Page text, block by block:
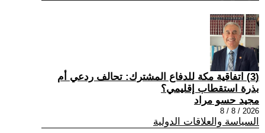
(3) اتفاقية مكة للدفاع المشترك: تحالف ردعي أم
بذرة استقطاب إقليمي؟
مجيد حسو مراد
2026 / 8 / 8
السياسة والعلاقات الدولية